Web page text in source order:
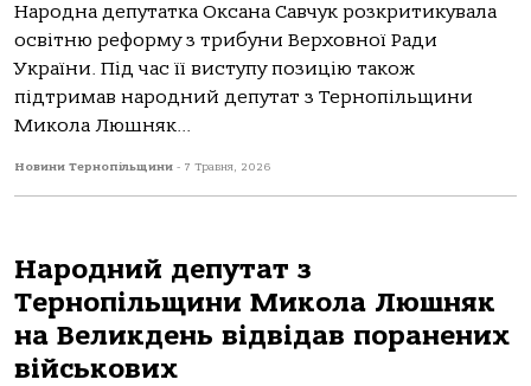
Народна депутатка Оксана Савчук розкритикувала
освітню реформу з трибуни Верховної Ради
України. Під час її виступу позицію також
підтримав народний депутат з Тернопільщини
Микола Люшняк...
Новини Тернопільщини - 7 Травня, 2026
Народний депутат з
Тернопільщини Микола Люшняк
на Великдень відвідав поранених
військових